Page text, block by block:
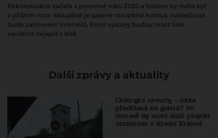
Rekonstrukce začala v polovině roku 2020 a hotovo by mělo být
v příštím roce. Aktuálně je galerie stavebně hotová, následovat
bude zařizování interiérů. První výstavy budou moct lidé
navštívit nejspíš v létě.
Další zprávy a aktuality
Chátrající skvosty - Jatka
předělaná na galerii? Po
Ostravě by mohl další projekt
vzniknout v Hradci Králové